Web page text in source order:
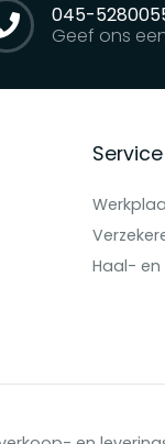
045-
Geef ons
Haal-